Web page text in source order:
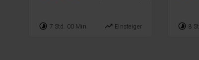
timelapse 7 Std. 00 Min. trending_up Einsteiger timelapse 8